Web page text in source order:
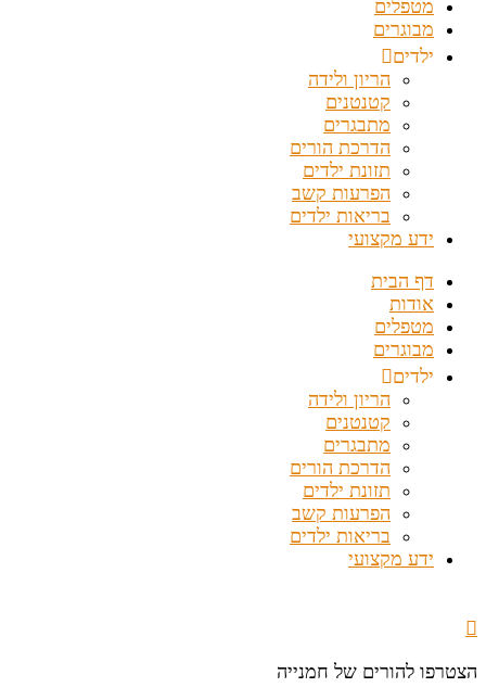
מטפלים
מבוגרים
ילדים
הריון ולידה
קטנטנים
מתבגרים
הדרכת הורים
תזונת ילדים
הפרעות קשב
בריאות ילדים
ידע מקצועי
דף הבית
אודות
מטפלים
מבוגרים
ילדים
הריון ולידה
קטנטנים
מתבגרים
הדרכת הורים
תזונת ילדים
הפרעות קשב
בריאות ילדים
ידע מקצועי
הצטרפו להורים של חמנייה